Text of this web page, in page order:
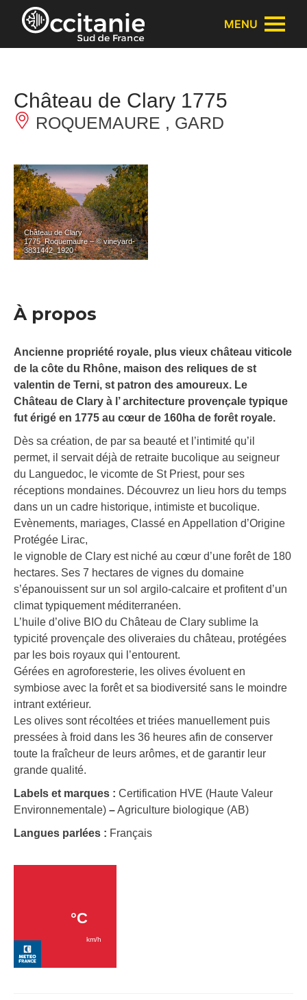
Panneau de gestion des cookies
MENU
Château de Clary 1775
ROQUEMAURE , GARD
Château de Clary
1775_Roquemaure – © vineyard-
3831442_1920
À propos
Ancienne propriété royale, plus vieux château viticole
de la côte du Rhône, maison des reliques de st
valentin de Terni, st patron des amoureux. Le
Château de Clary à l’ architecture provençale typique
fut érigé en 1775 au cœur de 160ha de forêt royale.
Dès sa création, de par sa beauté et l’intimité qu’il
permet, il servait déjà de retraite bucolique au seigneur
du Languedoc, le vicomte de St Priest, pour ses
réceptions mondaines. Découvrez un lieu hors du temps
dans un un cadre historique, intimiste et bucolique.
Evènements, mariages, Classé en Appellation d’Origine
Protégée Lirac,
le vignoble de Clary est niché au cœur d’une forêt de 180
hectares. Ses 7 hectares de vignes du domaine
s’épanouissent sur un sol argilo-calcaire et profitent d’un
climat typiquement méditerranéen.
L’huile d’olive BIO du Château de Clary sublime la
typicité provençale des oliveraies du château, protégées
par les bois royaux qui l’entourent.
Gérées en agroforesterie, les olives évoluent en
symbiose avec la forêt et sa biodiversité sans le moindre
intrant extérieur.
Les olives sont récoltées et triées manuellement puis
pressées à froid dans les 36 heures afin de conserver
toute la fraîcheur de leurs arômes, et de garantir leur
grande qualité.
Labels et marques : Certification HVE (Haute Valeur
Environnementale) –Agriculture biologique (AB)
Langues parlées : Français